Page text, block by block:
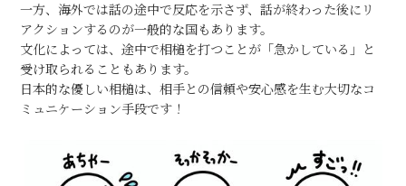
一方、海外では話の途中で反応を示さず、話が終わった後にリ
アクションするのが一般的な国もあります。
文化によっては、途中で相槌を打つことが「急かしている」と
受け取られることもあります。
日本的な優しい相槌は、相手との信頼や安心感を生む大切なコ
ミュニケーション手段です！